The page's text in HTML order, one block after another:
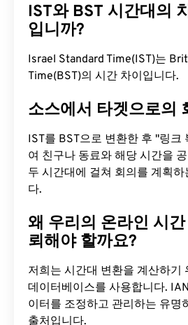
IST와 BST 시간대의
입니까?
Israel Standard Time(IST)는
Time(BST)의 시간 차이입니다.
소스에서 타겟으로의
IST를 BST으로 변환한 후 "링크
여 친구나 동료와 해당 시간을
두 시간대에 걸쳐 회의를 계획하
다.
왜 우리의 온라인 시
뢰해야 할까요?
저희는 시간대 변환을 계산하기
데이터베이스를 사용합니다.
이터를 조정하고 관리하는 유명
출처입니다.